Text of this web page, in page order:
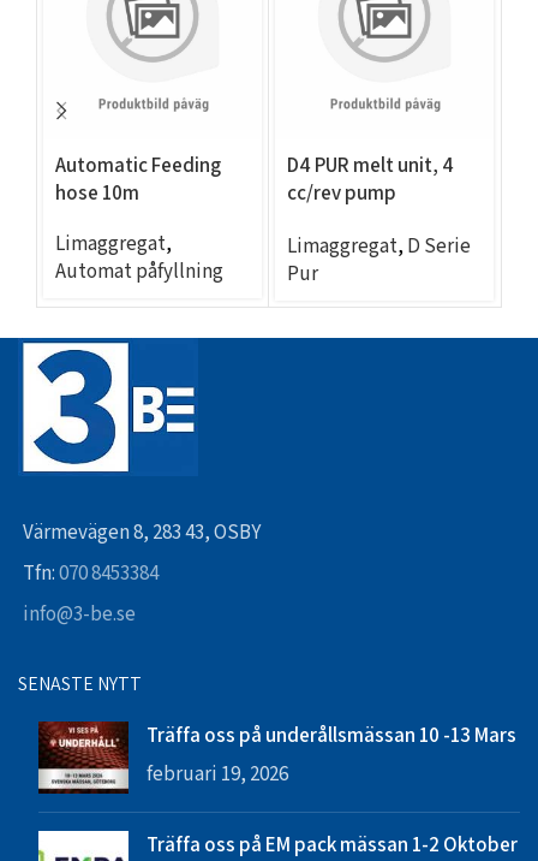
Automatic Feeding
hose 10m
Limaggregat,
Automat påfyllning
D4 PUR melt unit, 4
cc/rev pump
Ni 120)
Limaggregat, D Serie
Pur
Värmevägen 8, 283 43, OSBY
Tfn:070 8453384
info@3-be.se
SENASTE NYTT
Träffa oss på underållsmässan 10 -13 Mars
februari 19, 2026
Träffa oss på EM pack mässan 1-2 Oktober